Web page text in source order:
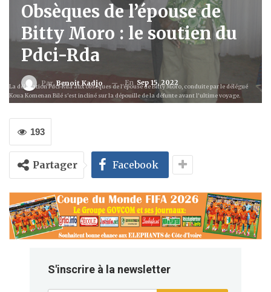
Obsèques de l’épouse de
Bitty Moro : le soutien du
Pdci-Rda
Par Benoit Kadjo En Sep 15, 2022
La délégation Pdci-Rda aux obsèques de l'épouse de Bitty Moro, conduite par le délégué
Koua Komenan Bilé s'est incliné sur la dépouille de la défunte avant l'ultime voyage.
193
Partager Facebook
S'inscrire à la newsletter